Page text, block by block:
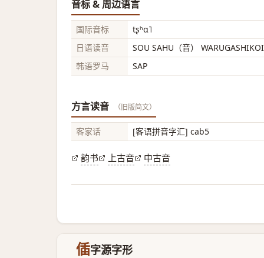
音标 & 周边语言
国际音标
tʂʰɑ˥
日语读音
SOU SAHU（音） WARUGASHIKOI
韩语罗马
SAP
方言读音 （旧版简文）
客家话 [客语拼音字汇] cab5
韵书 上古音 中古音
偛字源字形